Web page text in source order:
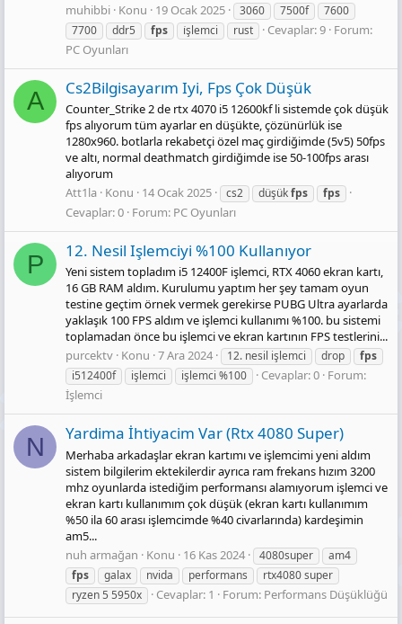
muhibbi Konu 19 Ocak 2025 3060 7500f
7600
7700
ddr5 fps i̇şlemci rust Cevaplar: 9 Forum:
PC Oyunları
A Cs2Bilgisayarım Iyi, Fps Çok Düşük
Counter_Strike 2 de rtx 4070 i5 12600kf li sistemde çok düşük
fps alıyorum tüm ayarlar en düşükte, çözünürlük ise
1280x960. botlarla rekabetçi özel maç girdiğimde (5v5) 50fps
ve altı, normal deathmatch girdiğimde ise 50-100fps arası
alıyorum
Att1la Konu 14 Ocak 2025 cs2 düşükfps fps
Cevaplar: 0 Forum: PC Oyunları
P 12. Nesil Işlemciyi %100 Kullanıyor
Yeni sistem topladım i5 12400F işlemci, RTX 4060 ekran kartı,
16 GB RAM aldım. Kurulumu yaptım her şey tamam oyun
testine geçtim örnek vermek gerekirse PUBG Ultra ayarlarda
yaklaşık 100 FPS aldım ve işlemci kullanımı %100. bu sistemi
toplamadan önce bu işlemci ve ekran kartının FPS testlerini...
purcektv Konu 7 Ara 2024 12. nesil işlemci drop
fps
i512400f
işlemci işlemci %100 Cevaplar: 0 Forum:
İşlemci
N Yardima İhti̇yacim Var (Rtx 4080 Super)
Merhaba arkadaşlar ekran kartımı ve işlemcimi yeni aldım
sistem bilgilerim ektekilerdir ayrıca ram frekans hızım 3200
mhz oyunlarda istediğim performansı alamıyorum işlemci ve
ekran kartı kullanımım çok düşük (ekran kartı kullanımım
%50 ila 60 arası işlemcimde %40 civarlarında) kardeşimin
am5...
nuh armağan
Konu 16 Kas 2024 4080super
am4
fps
galax nvida performans
rtx4080 super
ryzen 5 5950x
Cevaplar: 1 Forum: Performans Düşüklüğü